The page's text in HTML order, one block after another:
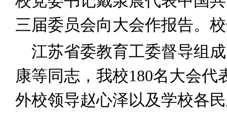
三届委员会向大会作报告。
江苏省委教育工委督导组
康等同志，我校180名大会
外校领导赵心泽以及学校各